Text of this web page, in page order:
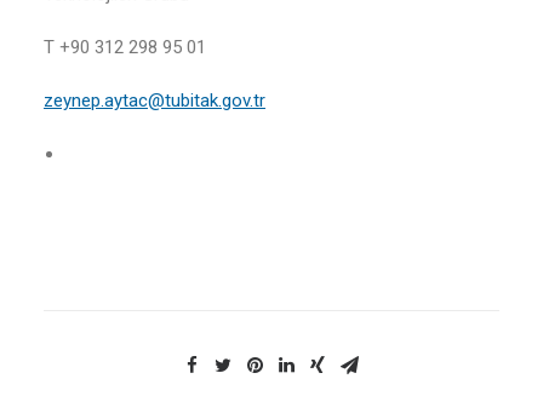
T +90 312 298 95 01
zeynep.aytac@tubitak.gov.tr